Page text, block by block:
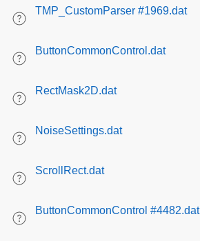
TMP_CustomParser #1969.dat
ButtonCommonControl.dat
RectMask2D.dat
NoiseSettings.dat
ScrollRect.dat
ButtonCommonControl #4482.dat